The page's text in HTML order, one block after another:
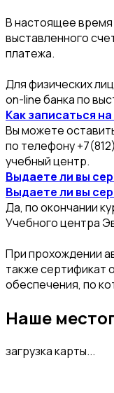
В настоящее время
выставленного
платежа.
Для физических
on-line банка по
Как записаться на
Вы можете
по телефону
учебный центр.
Выдаете ли вы
Выдаете ли вы
Да, по окончании
Учебного центра
При прохождении
также сертификат
обеспечения, по
Наше
загрузка карты...